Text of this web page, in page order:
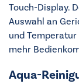
Touch-Display.
Auswahl an
und
mehr
Aqua-